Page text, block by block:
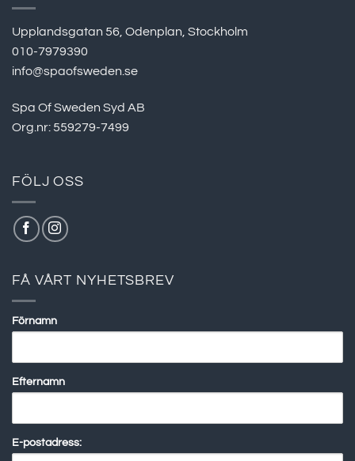
Upplandsgatan 56, Odenplan, Stockholm
010-7979390
info@spaofsweden.se
Spa Of Sweden Syd AB
Org.nr: 559279-7499
FÖLJ OSS
FÅ VÅRT NYHETSBREV
Förnamn
Efternamn
E-postadress: